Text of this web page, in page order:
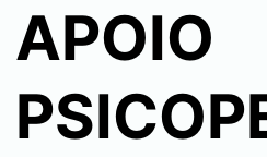
APOIO